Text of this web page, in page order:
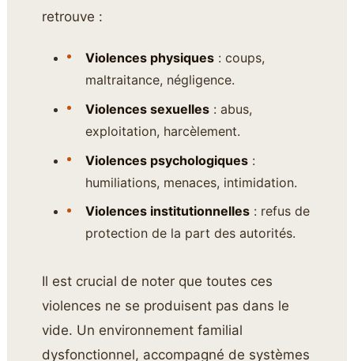
retrouve :
Violences physiques: coups,
maltraitance, négligence.
Violences sexuelles: abus,
exploitation, harcèlement.
Violences psychologiques:
humiliations, menaces, intimidation.
Violences institutionnelles: refus de
protection de la part des autorités.
Il est crucial de noter que toutes ces
violences ne se produisent pas dans le
vide. Un environnement familial
dysfonctionnel, accompagné de systèmes